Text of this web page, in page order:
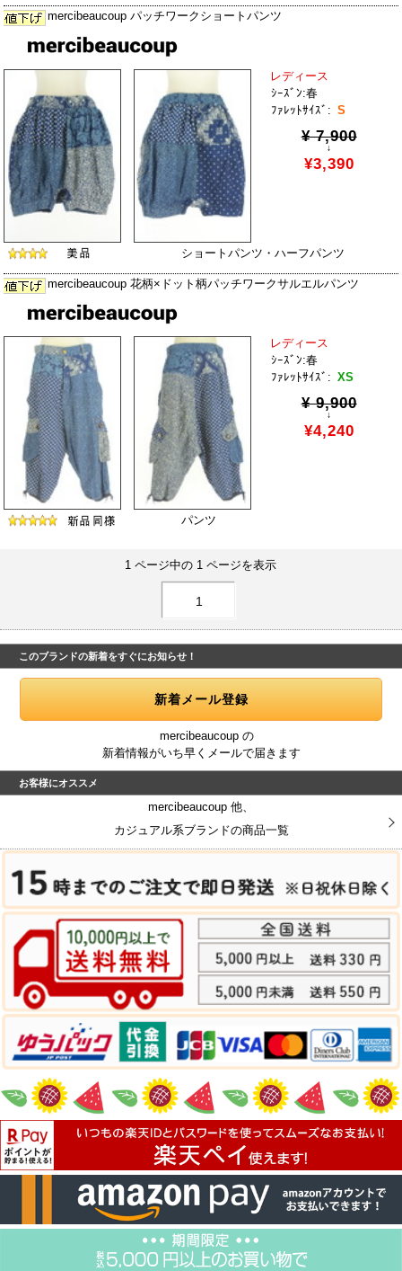
mercibeaucoup パッチワークショートパンツ
レディース
ｼｰｽﾞﾝ:春
ﾌｧﾚｯﾄｻｲｽﾞ: S
¥ 7,900
↓
¥3,390
ショートパンツ・ハーフパンツ
mercibeaucoup 花柄×ドット柄パッチワークサルエルパンツ
レディース
ｼｰｽﾞﾝ:春
ﾌｧﾚｯﾄｻｲｽﾞ: XS
¥ 9,900
↓
¥4,240
パンツ
1 ページ中の 1 ページを表示
1
このブランドの新着をすぐにお知らせ！
mercibeaucoup の
新着情報がいち早くメールで届きます
お客様にオススメ
mercibeaucoup 他、
カジュアル系ブランドの商品一覧